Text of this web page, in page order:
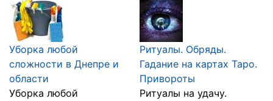
Уборка любой
сложности в Днепре и
области
Уборка любой
Ритуалы. Обряды.
Гадание на картах Таро.
Привороты
Ритуалы на удачу.